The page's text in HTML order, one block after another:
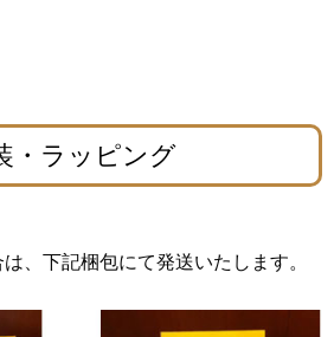
・ラッピング
、下記梱包にて発送いたします。